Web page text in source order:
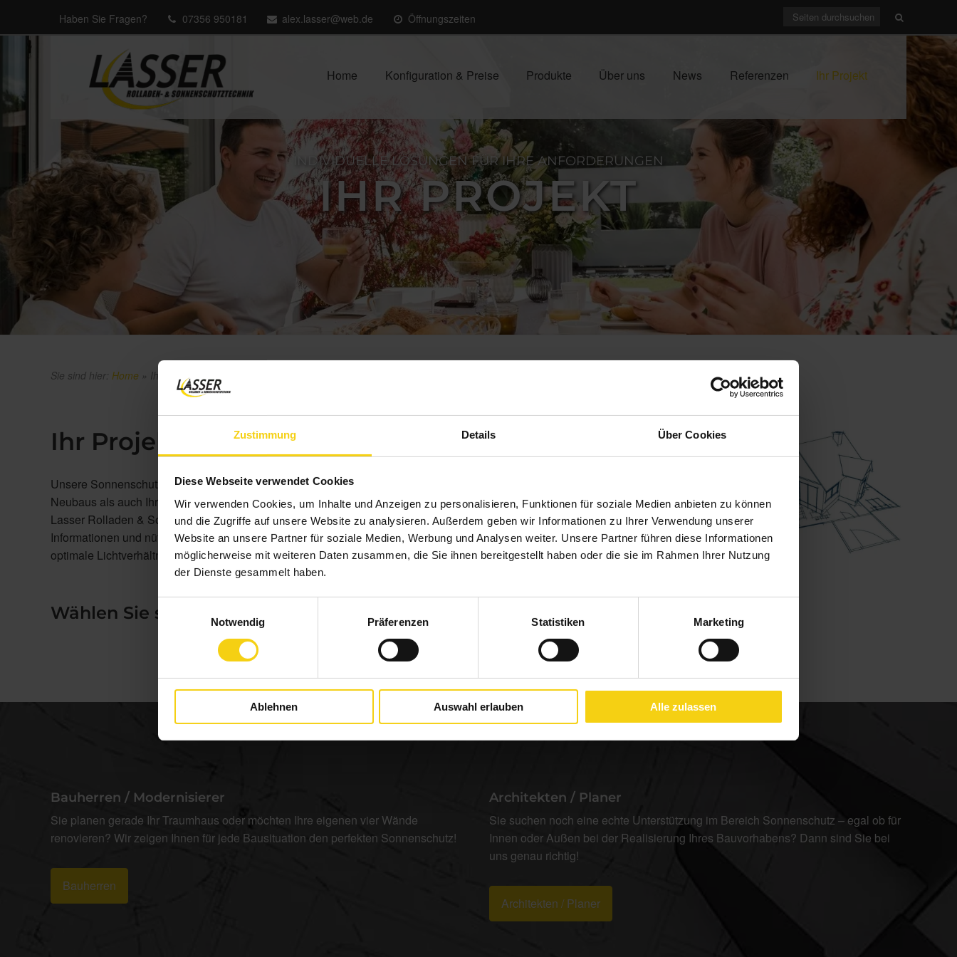
Zustimmung Details Über Cookies
Diese Webseite verwendet Cookies
Wir verwenden Cookies, um Inhalte und Anzeigen zu personalisieren, Funktionen für soziale Medien anbieten zu können
und die Zugriffe auf unsere Website zu analysieren. Außerdem geben wir Informationen zu Ihrer Verwendung unserer
Website an unsere Partner für soziale Medien, Werbung und Analysen weiter. Unsere Partner führen diese Informationen
möglicherweise mit weiteren Daten zusammen, die Sie ihnen bereitgestellt haben oder die sie im Rahmen Ihrer Nutzung
der Dienste gesammelt haben.
Notwendig
Präferenzen Statistiken Marketing
Ablehnen Auswahl erlauben Alle zulassen
Haben Sie Fragen? 07356 950181 alex.lasser@web.de Öffnungszeiten
Home Konfiguration & Preise Produkte Über uns News Referenzen Ihr Projekt
INDIVIDUELLE LÖSUNGEN FÜR IHRE ANFORDERUNGEN
IHR PROJEKT
Sie sind hier: Home » Ihr Projekt
Ihr Projekt. Mein Projekt
Unsere Sonnenschutzlösungen bieten Ihnen vielfältige Möglichkeiten in Design und Funktion sowohl für die Planung Ihres
Neubaus als auch Ihr Sanierungsprojektes. Ganz gleich, ob Sie Bauherr, Modernisierer oder Architekt bzw. Fachplaner sind –
Lasser Rolladen & Sonnenschutztechnik unterstützt Sie dabei, die richtige Entscheidung zu treffen. Finden Sie umfassende
Informationen und nützliche Informationen und zahlreiche Planungshilfen, mit denen Sie das Sonnenlicht optimal nutzen. Für
optimale Lichtverhältnisse, perfektes Wohlfühlklima und optimale Energieeffizienz.
Wählen Sie selbst:
Bauherren / Modernisierer
Sie planen gerade Ihr Traumhaus oder möchten Ihre eigenen vier Wände
renovieren? Wir zeigen Ihnen für jede Bausituation den perfekten Sonnenschutz!
Bauherren
Architekten / Planer
Sie suchen noch eine echte Unterstützung im Bereich Sonnenschutz – egal ob für
Innen oder Außen bei der Realisierung Ihres Bauvorhabens? Dann sind Sie bei
uns genau richtig!
Architekten / Planer